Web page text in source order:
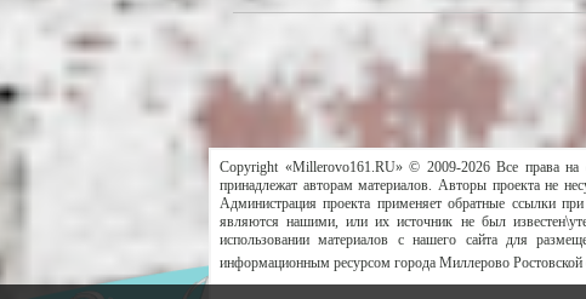
Copyright «Millerovo161.RU» © 2009-2026 Все права
принадлежат авторам материалов. Авторы проекта не
Администрация проекта применяет обратные ссылки
являются нашими, или их источник не был
использовании материалов с нашего сайта для
информационным ресурсом города Миллерово Ростовской